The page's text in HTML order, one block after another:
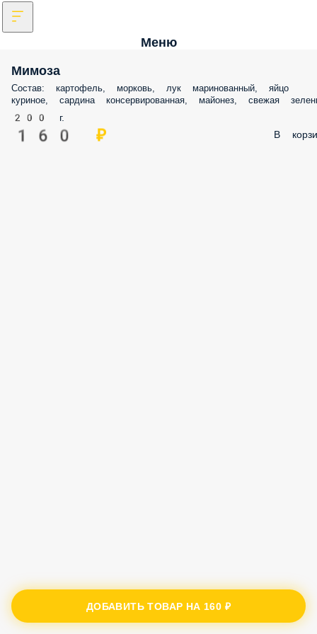
Меню
Мимоза
Состав: картофель, морковь, лук маринованный, яйцо
куриное, сардина консервированная, майонез, свежая
200 г.
160 ₽ В
ДОБАВИТЬ ТОВАР НА 160 ₽